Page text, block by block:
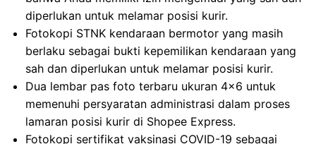
diperlukan untuk melamar posisi kurir.
Fotokopi STNK kendaraan bermotor yang masih
berlaku sebagai bukti kepemilikan kendaraan yang
sah dan diperlukan untuk melamar posisi kurir.
Dua lembar pas foto terbaru ukuran 4×6 untuk
memenuhi persyaratan administrasi dalam proses
lamaran posisi kurir di Shopee Express.
Fotokopi sertifikat vaksinasi COVID-19 sebagai